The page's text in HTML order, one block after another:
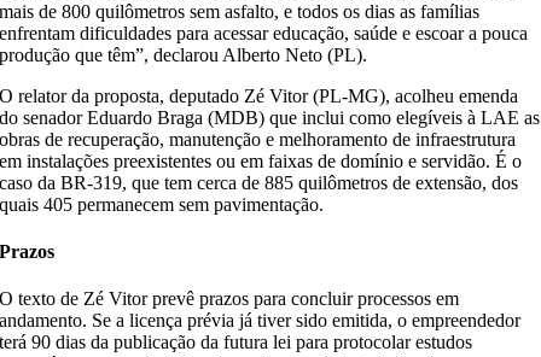
mais de 800 quilômetros sem asfalto, e todos os dias as famílias
enfrentam dificuldades para acessar educação, saúde e escoar a pouca
produção que têm”, declarou Alberto Neto (PL).
O relator da proposta, deputado Zé Vitor (PL-MG), acolheu emenda
do senador Eduardo Braga (MDB) que inclui como elegíveis à LAE as
obras de recuperação, manutenção e melhoramento de infraestrutura
em instalações preexistentes ou em faixas de domínio e servidão. É o
caso da BR-319, que tem cerca de 885 quilômetros de extensão, dos
quais 405 permanecem sem pavimentação.
Prazos
O texto de Zé Vitor prevê prazos para concluir processos em
andamento. Se a licença prévia já tiver sido emitida, o empreendedor
terá 90 dias da publicação da futura lei para protocolar estudos